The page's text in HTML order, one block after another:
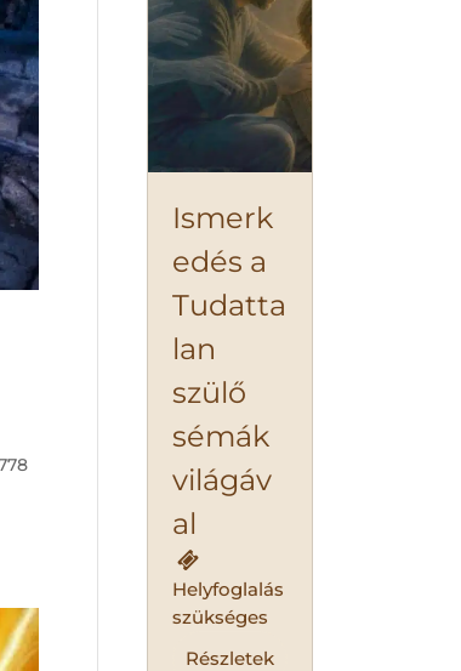
Ismerk
edés a
Tudatta
lan
szülő
sémák
világáv
al
Helyfoglalás
szükséges
Részletek